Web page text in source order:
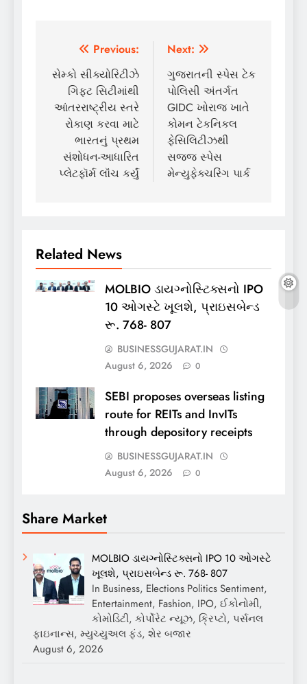
Post
navigation
Previous:
સેમ્કો સીક્યોરિટીઝે
ગિફ્ટ સિટીમાંથી
આંતરરાષ્ટ્રીય સ્તરે
રોકાણ કરવા માટે
ભારતનું પ્રથમ
સંશોધન-આધારિત
પ્લેટફૉર્મ લૉંચ કર્યું
Next:
ગુજરાતની સ્પેસ ટેક
પોલિસી અંતર્ગત
GIDC ખોરાજ ખાતે
કોમન ટેકનિકલ
ફેસિલિટીઝથી
સજ્જ સ્પેસ
મેન્યુફેક્ચરિંગ પાર્ક
Related News
MOLBIO ડાયગ્નોસ્ટિક્સનો IPO
10 ઓગસ્ટે ખૂલશે, પ્રાઇસબેન્ડ
રૂ. 768- 807
BUSINESSGUJARAT.IN
August 6, 2026
0
SEBI proposes overseas listing
route for REITs and InvITs
through depository receipts
BUSINESSGUJARAT.IN
August 6, 2026
0
Share Market
MOLBIO ડાયગ્નોસ્ટિક્સનો IPO 10 ઓગસ્ટે
ખૂલશે, પ્રાઇસબેન્ડ રૂ. 768- 807
In Business, Elections Politics Sentiment,
Entertainment, Fashion, IPO, ઈકોનોમી,
કોમોડિટી, કોર્પોરેટ ન્યૂઝ, ક્રિપ્ટો, પર્સનલ
ફાઇનાન્સ, મ્યુચ્યુઅલ ફંડ, શેર બજાર
August 6, 2026